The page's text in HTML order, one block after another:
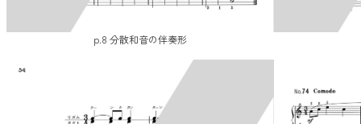
p.8 分散和音の伴奏形